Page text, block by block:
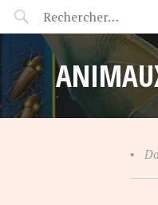
POP-UP FÉERIE
•